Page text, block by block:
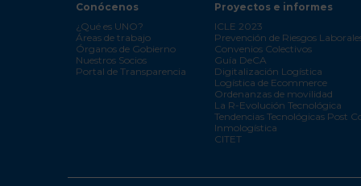
Conócenos
¿Qué es UNO?
Áreas de trabajo
Órganos de Gobierno
Nuestros Socios
Portal de Transparencia
Proyectos e informes
ICLE 2023
Prevención de Riesgos
Convenios Colectivos
Guía DeCA
Digitalización Logística
Logística de Ecommerce
Ordenanzas de movilidad
La R-Evolución Tecnológica
Tendencias Tecnológicas Post
Inmologística
CITET